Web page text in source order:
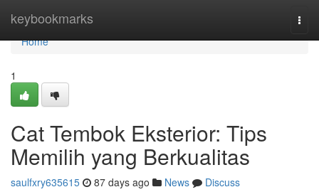
keybookmarks
Home
Home
1
Cat Tembok Eksterior: Tips
Memilih yang Berkualitas
saulfxry635615 87 days ago News
Discuss